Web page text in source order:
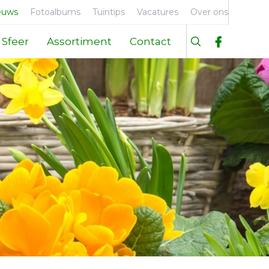
Fotoalbums Tuintips Vacatures Over ons
Sfeer Assortiment Contact